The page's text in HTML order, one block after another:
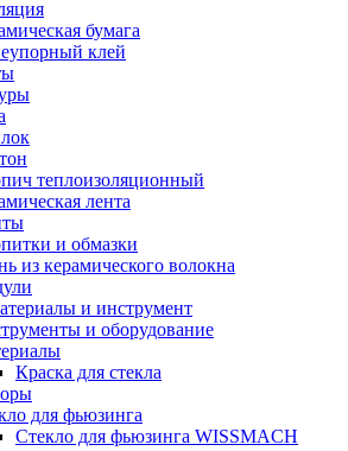
бумага
клей
теплоизоляционный
лента
и обмазки
из керамического волокна
и инструмент
и оборудование
Краска для стекла
для фьюзинга
Стекло для фьюзинга WISSMACH